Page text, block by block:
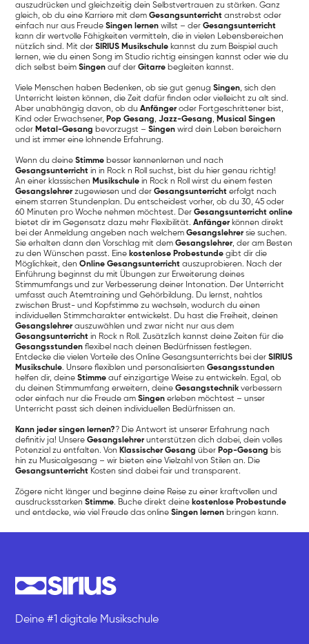
auszudrücken und gleichzeitig dein Selbstvertrauen zu stärken. Ganz
gleich, ob du eine Karriere mit demGesangsunterricht anstrebst oder
einfach nur aus FreudeSingen lernen willst – derGesangsunterricht
kann dir wertvolle Fähigkeiten vermitteln, die in vielen Lebensbereichen
nützlich sind. Mit derSIRIUS Musikschule kannst du zum Beispiel auch
lernen, wie du einen Song im Studio richtig einsingen kannst oder wie du
dich selbst beimSingen auf derGitarre begleiten kannst.
Viele Menschen haben Bedenken, ob sie gut genugSingen, sich den
Unterricht leisten können, die Zeit dafür finden oder vielleicht zu alt sind.
Aber unabhängig davon, ob duAnfänger oder Fortgeschrittener bist,
Kind oder Erwachsener, Pop Gesang,Jazz-Gesang, Musical Singen
oder Metal-Gesang bevorzugst –Singen wird dein Leben bereichern
und ist immer eine lohnende Erfahrung.
Wenn du deineStimme besser kennenlernen und nach
Gesangsunterricht in in Rock n Roll suchst, bist du hier genau richtig!
An einer klassischen Musikschule in Rock n Roll wirst du einem festen
Gesangslehrer zugewiesen und derGesangsunterricht erfolgt nach
einem starren Stundenplan. Du entscheidest vorher, ob du 30, 45 oder
60 Minuten pro Woche nehmen möchtest. DerGesangsunterricht online
bietet dir im Gegensatz dazu mehr Flexibilität.Anfänger können direkt
bei der Anmeldung angeben nach welchemGesangslehrer sie suchen.
Sie erhalten dann den Vorschlag mit demGesangslehrer, der am Besten
zu den Wünschen passt. Eine kostenlose Probestunde gibt dir die
Möglichkeit, denOnline Gesangsunterricht auszuprobieren. Nach der
Einführung beginnst du mit Übungen zur Erweiterung deines
Stimmumfangs und zur Verbesserung deiner Intonation. Der Unterricht
umfasst auch Atemtraining und Gehörbildung. Du lernst, nahtlos
zwischen Brust- und Kopfstimme zu wechseln, wodurch du einen
individuellen Stimmcharakter entwickelst. Du hast die Freiheit, deinen
Gesangslehrer auszuwählen und zwar nicht nur aus dem
Gesangsunterricht in Rock n Roll. Zusätzlich kannst deine Zeiten für die
Gesangsstunden flexibel nach deinen Bedürfnissen festlegen.
Entdecke die vielen Vorteile des Online Gesangsunterrichts bei derSIRIUS
Musikschule. Unsere flexiblen und personalisiertenGesangsstunden
helfen dir, deineStimme auf einzigartige Weise zu entwickeln. Egal, ob
du deinen Stimmumfang erweitern, deineGesangstechnik verbessern
oder einfach nur die Freude amSingen erleben möchtest – unser
Unterricht passt sich deinen individuellen Bedürfnissen an.
Kann jeder singen lernen?? Die Antwort ist unserer Erfahrung nach
definitiv ja! UnsereGesangslehrer unterstützen dich dabei, dein volles
Potenzial zu entfalten. Von Klassischer Gesang über Pop-Gesang bis
hin zu Musicalgesang – wir bieten eine Vielzahl von Stilen an. Die
Gesangsunterricht Kosten sind dabei fair und transparent.
Zögere nicht länger und beginne deine Reise zu einer kraftvollen und
ausdrucksstarkenStimme. Buche direkt deine kostenlose Probestunde
und entdecke, wie viel Freude das onlineSingen lernen bringen kann.
Deine #1 digitale Musikschule